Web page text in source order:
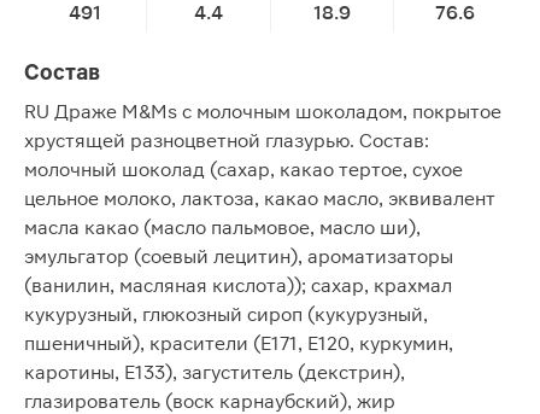
491 4.4 18.9 76.6
Состав
RU Драже M&Ms с молочным шоколадом, покрытое
хрустящей разноцветной глазурью. Состав:
молочный шоколад (сахар, какао тертое, сухое
цельное молоко, лактоза, какао масло, эквивалент
масла какао (масло пальмовое, масло ши),
эмульгатор (соевый лецитин), ароматизаторы
(ванилин, масляная кислота)); сахар, крахмал
кукурузный, глюкозный сироп (кукурузный,
пшеничный), красители (Е171, Е120, куркумин,
каротины, Е133), загуститель (декстрин),
глазирователь (воск карнаубский), жир